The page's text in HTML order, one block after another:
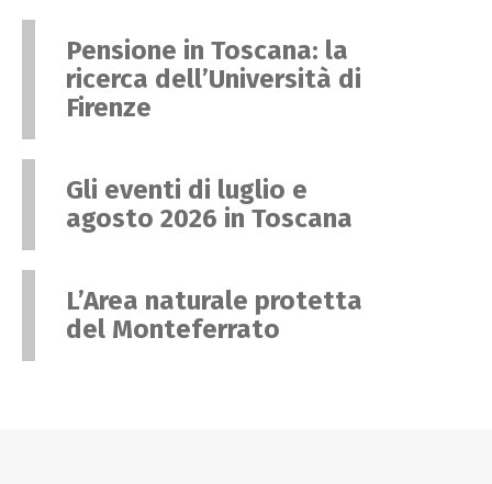
Pensione in Toscana: la
ricerca dell’Università di
Firenze
Gli eventi di luglio e
agosto 2026 in Toscana
L’Area naturale protetta
del Monteferrato